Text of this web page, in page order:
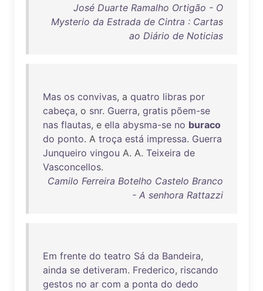
José Duarte Ramalho Ortigão - O
Mysterio da Estrada de Cintra : Cartas
ao Diário de Noticias
Mas os convivas, a quatro libras por
cabeça, o snr. Guerra, gratis põem-se
nas flautas, e ella abysma-se no buraco
do ponto. A troça está impressa. Guerra
Junqueiro vingou A. A. Teixeira de
Vasconcellos.
Camilo Ferreira Botelho Castelo Branco
- A senhora Rattazzi
Em frente do teatro Sá da Bandeira,
ainda se detiveram. Frederico, riscando
gestos no ar com a ponta do dedo